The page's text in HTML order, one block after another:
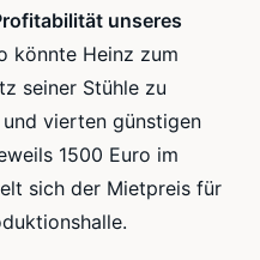
unseres
könnte Heinz zum
seiner Stühle zu
vierten günstigen
1500 Euro im
sich der Mietpreis für
.